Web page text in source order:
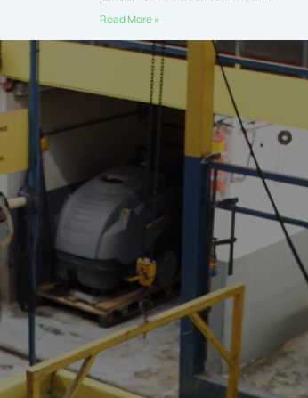
Read More »